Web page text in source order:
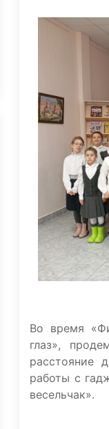
Во время
глаз»,
расстояние
работы с
весельчак».